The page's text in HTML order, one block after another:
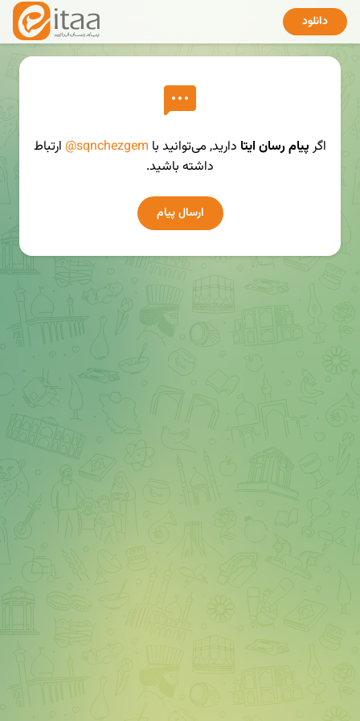
دانلود
اگر پیام رسان ایتا دارید, می‌توانید با @sqnchezgem ارتباط
داشته باشید.
ارسال پیام